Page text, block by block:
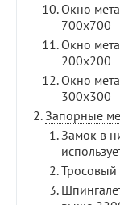
Окно
700х700
Окно
200х200
Окно
300х300
Запорные
Замок в